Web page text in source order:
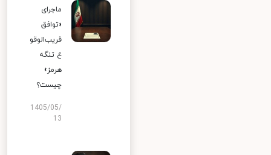
ماجرای
«توافق
قریب‌الوقو
ع تنگه
هرمز»
چیست؟
1405/05/
13